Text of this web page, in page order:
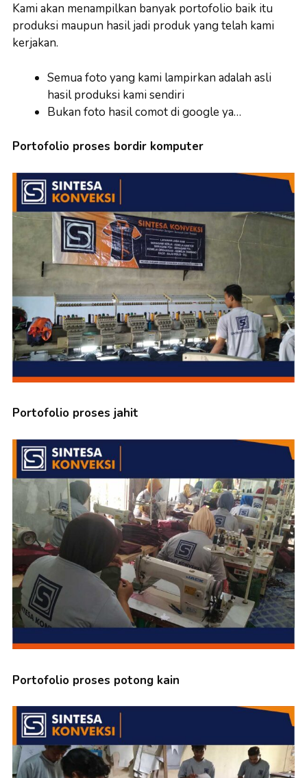
Kami akan menampilkan banyak portofolio baik itu
produksi maupun hasil jadi produk yang telah kami
kerjakan.
Semua foto yang kami lampirkan adalah asli
hasil produksi kami sendiri
Bukan foto hasil comot di google ya…
Portofolio proses bordir komputer
Portofolio proses jahit
Portofolio proses potong kain